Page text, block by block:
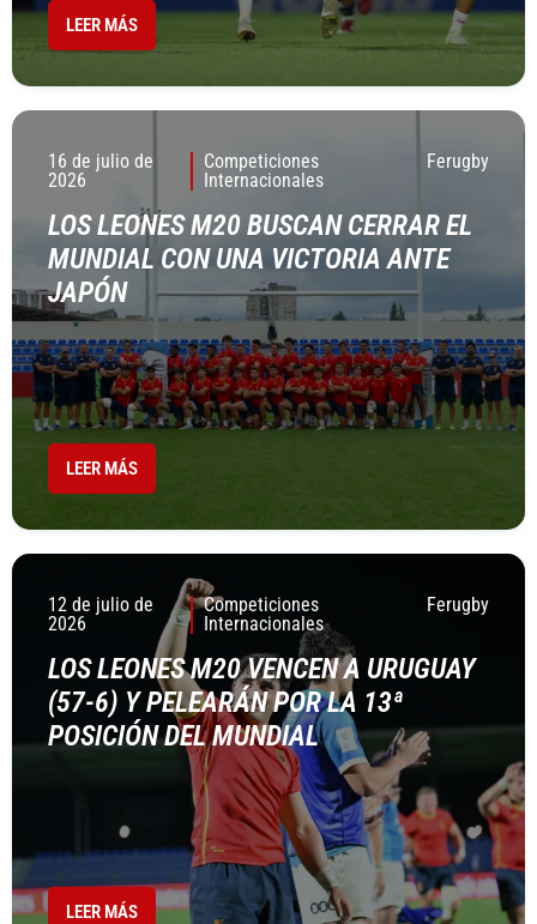
LEER MÁS
16 de julio de
2026
Competiciones
Internacionales
Ferugby
LOS LEONES M20 BUSCAN CERRAR EL
MUNDIAL CON UNA VICTORIA ANTE
JAPÓN
LEER MÁS
12 de julio de
2026
Competiciones
Internacionales
Ferugby
LOS LEONES M20 VENCEN A URUGUAY
(57-6) Y PELEARÁN POR LA 13ª
POSICIÓN DEL MUNDIAL
LEER MÁS